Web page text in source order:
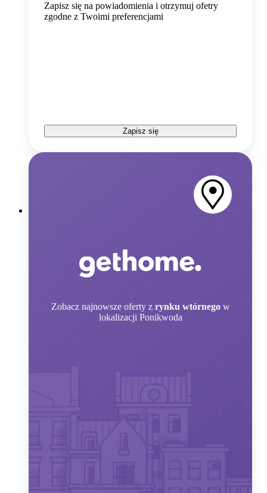
Zapisz się na powiadomienia i otrzymuj ofetry
zgodne z Twoimi preferencjami
Zapisz się
Zobacz najnowsze oferty z rynku wtórnego w
lokalizacji Ponikwoda